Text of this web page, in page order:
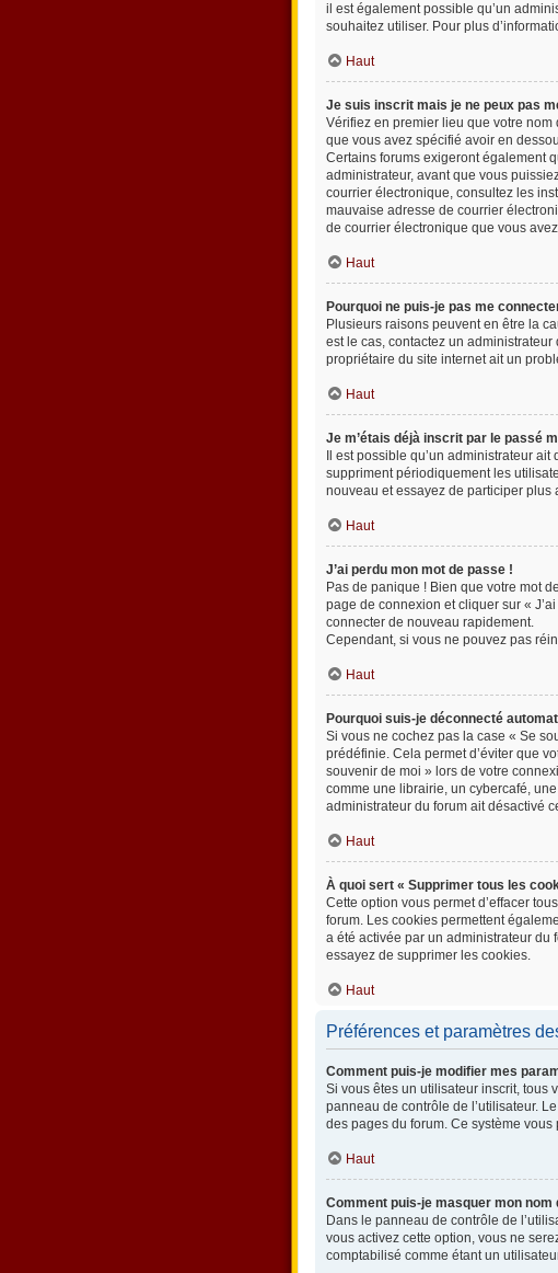
il est également possible qu’un
souhaitez utiliser. Pour plus
Haut
Je suis inscrit mais je ne peux pas
Vérifiez en premier lieu que votre nom
que vous avez spécifié avoir en
Certains forums exigeront également
administrateur, avant que vous
courrier électronique, consultez les
mauvaise adresse de courrier
de courrier électronique que vous
Haut
Pourquoi ne puis-je pas me
Plusieurs raisons peuvent en être la
est le cas, contactez un
propriétaire du site internet ait un
Haut
Je m’étais déjà inscrit par le passé
Il est possible qu’un administrateur
suppriment périodiquement les
nouveau et essayez de participer plus
Haut
J’ai perdu mon mot de passe !
Pas de panique ! Bien que votre mot
page de connexion et cliquer sur «
connecter de nouveau rapidement.
Cependant, si vous ne pouvez pas
Haut
Pourquoi suis-je déconnecté
Si vous ne cochez pas la case « Se
prédéfinie. Cela permet d’éviter que
souvenir de moi » lors de votre
comme une librairie, un cybercafé,
administrateur du forum ait désactivé
Haut
À quoi sert « Supprimer tous les
Cette option vous permet d’effacer
forum. Les cookies permettent
a été activée par un administrateur du
essayez de supprimer les cookies.
Haut
Préférences et paramètres
Comment puis-je modifier mes
Si vous êtes un utilisateur inscrit, tous
panneau de contrôle de l’utilisateur.
des pages du forum. Ce système
Haut
Comment puis-je masquer mon
Dans le panneau de contrôle de
vous activez cette option, vous ne
comptabilisé comme étant un